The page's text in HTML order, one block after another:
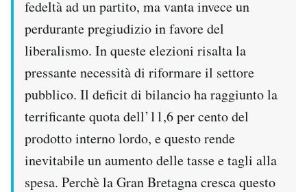
fedeltà ad un partito, ma vanta invece un
perdurante pregiudizio in favore del
liberalismo. In queste elezioni risalta la
pressante necessità di riformare il settore
pubblico. Il deficit di bilancio ha raggiunto la
terrificante quota dell’11,6 per cento del
prodotto interno lordo, e questo rende
inevitabile un aumento delle tasse e tagli alla
spesa. Perchè la Gran Bretagna cresca questo